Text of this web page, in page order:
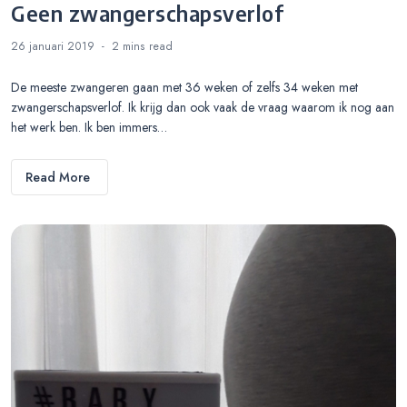
Geen zwangerschapsverlof
26 januari 2019 2 mins read
De meeste zwangeren gaan met 36 weken of zelfs 34 weken met
zwangerschapsverlof. Ik krijg dan ook vaak de vraag waarom ik nog aan
het werk ben. Ik ben immers…
Read More